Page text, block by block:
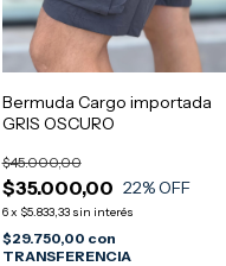
Bermuda Cargo importada
GRIS OSCURO
$35.000,00
$45.000,00
22% OFF
6x $5.833,33 sin interés
$29.750,00 con
TRANSFERENCIA